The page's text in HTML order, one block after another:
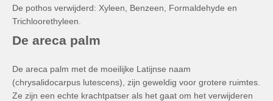
De pothos verwijderd: Xyleen, Benzeen, Formaldehyde en
Trichloorethyleen.
De areca palm
De areca palm met de moeilijke Latijnse naam
(chrysalidocarpus lutescens), zijn geweldig voor grotere ruimtes.
Ze zijn een echte krachtpatser als het gaat om het verwijderen